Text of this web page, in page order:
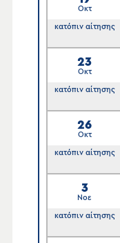
Οκτ
κατόπιν αίτησης
23
Οκτ
κατόπιν αίτησης
26
Οκτ
κατόπιν αίτησης
3
Νοε
κατόπιν αίτησης